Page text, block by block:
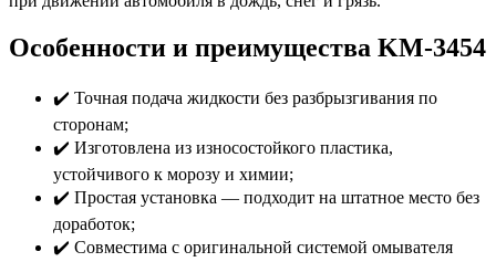
Особенности и преимущества KM-3454
✔️ Точная подача жидкости без разбрызгивания по
сторонам;
✔️ Изготовлена из износостойкого пластика,
устойчивого к морозу и химии;
✔️ Простая установка — подходит на штатное место без
доработок;
✔️ Совместима с оригинальной системой омывателя